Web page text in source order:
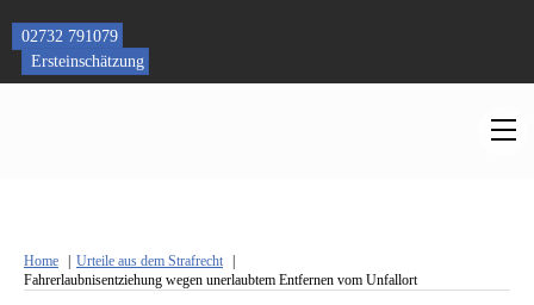
content
02732 791079
Ersteinschätzung
Home
Urteile aus dem Strafrecht
Fahrerlaubnisentziehung wegen unerlaubtem Entfernen vom Unfallort